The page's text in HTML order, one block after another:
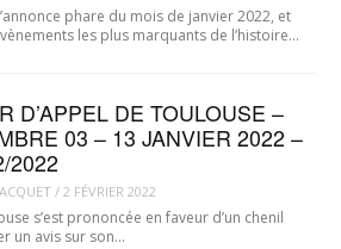
phare du mois de janvier 2022, et
les plus marquants de l’histoire…
D’APPEL DE TOULOUSE –
03 – 13 JANVIER 2022 –
2022
/ 2 FÉVRIER 2022
s’est prononcée en faveur d’un chenil
un avis sur son…